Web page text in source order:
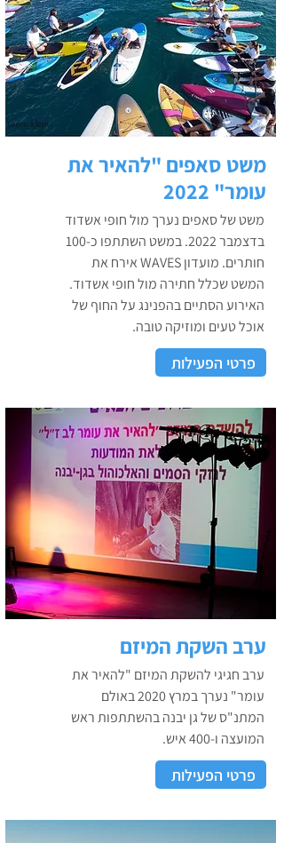
משט סאפים "להאיר את
עומר" 2022
משט של סאפים נערך מול חופי אשדוד
בדצמבר 2022. במשט השתתפו כ-100
חותרים. מועדון WAVES אירח את
המשט שכלל חתירה מול חופי אשדוד.
האירוע הסתיים בהפנינג על החוף של
אוכל טעים ומוזיקה טובה.
פרטי הפעילות
ערב השקת המיזם
ערב חגיגי להשקת המיזם "להאיר את
עומר" נערך במרץ 2020 באולם
המתנ"ס של גן יבנה בהשתתפות ראש
המועצה ו-400 איש.
פרטי הפעילות